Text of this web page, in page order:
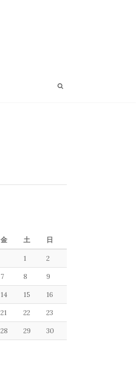
金 土 日
1 2
7 8 9
14 15 16
21 22 23
28 29 30